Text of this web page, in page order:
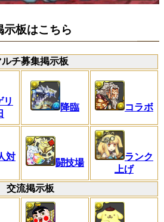
示板はこちら
ルチ募集掲示板
リ
降臨 コラボ
対
闘技場
ランク
上げ
交流掲示板